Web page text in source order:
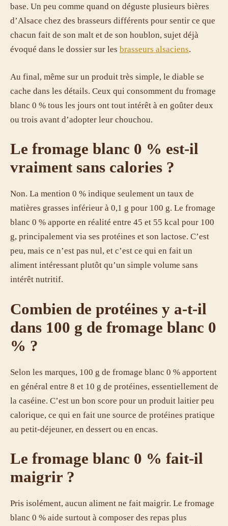
base. Un peu comme quand on déguste plusieurs bières
d’Alsace chez des brasseurs différents pour sentir ce que
chacun fait de son malt et de son houblon, sujet déjà
évoqué dans le dossier sur les brasseurs alsaciens.
Au final, même sur un produit très simple, le diable se
cache dans les détails. Ceux qui consomment du fromage
blanc 0 % tous les jours ont tout intérêt à en goûter deux
ou trois avant d’adopter leur chouchou.
Le fromage blanc 0 % est-il
vraiment sans calories ?
Non. La mention 0 % indique seulement un taux de
matières grasses inférieur à 0,1 g pour 100 g. Le fromage
blanc 0 % apporte en réalité entre 45 et 55 kcal pour 100
g, principalement via ses protéines et son lactose. C’est
peu, mais ce n’est pas nul, et c’est ce qui en fait un
aliment intéressant plutôt qu’un simple volume sans
intérêt nutritif.
Combien de protéines y a-t-il
dans 100 g de fromage blanc 0
% ?
Selon les marques, 100 g de fromage blanc 0 % apportent
en général entre 8 et 10 g de protéines, essentiellement de
la caséine. C’est un bon score pour un produit laitier peu
calorique, ce qui en fait une source de protéines pratique
au petit-déjeuner, en dessert ou en encas.
Le fromage blanc 0 % fait-il
maigrir ?
Pris isolément, aucun aliment ne fait maigrir. Le fromage
blanc 0 % aide surtout à composer des repas plus